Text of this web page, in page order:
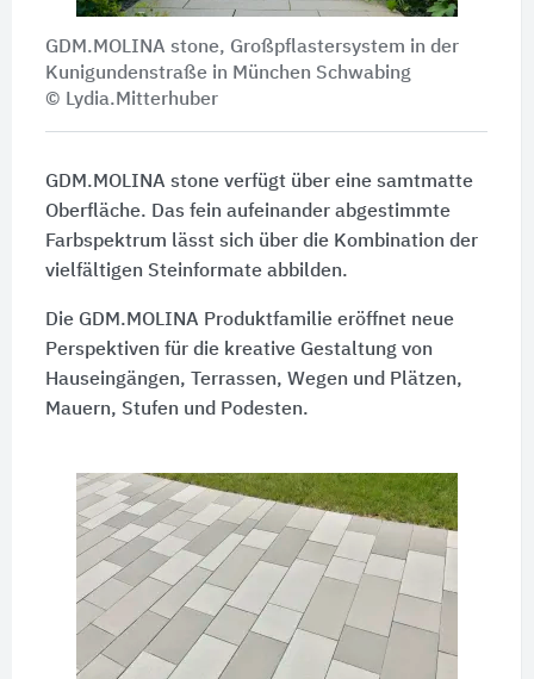
GDM.MOLINA stone, Großpflastersystem in der
Kunigundenstraße in München Schwabing
© Lydia.Mitterhuber
GDM.MOLINA stone verfügt über eine samtmatte
Oberfläche. Das fein aufeinander abgestimmte
Farbspektrum lässt sich über die Kombination der
vielfältigen Steinformate abbilden.
Die GDM.MOLINA Produktfamilie eröffnet neue
Perspektiven für die kreative Gestaltung von
Hauseingängen, Terrassen, Wegen und Plätzen,
Mauern, Stufen und Podesten.